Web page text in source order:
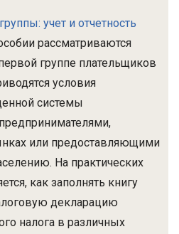
учет и отчетность
рассматриваются
группе плательщиков
условия
системы
или предоставляющими
На практических
как заполнять книгу
декларацию
налога в различных